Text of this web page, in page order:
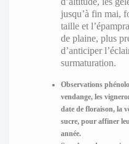
jusqu’à fin mai,
taille et
de plaine, plus
d’anticiper
surmaturation.
Observations
vendange, les
date de floraison, la
sucre, pour affiner
année.